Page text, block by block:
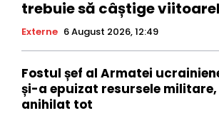
trebuie să câștige
Externe 6 August 2026, 12:49
Fostul șef al Armatei
și-a epuizat resursele militare,
anihilat tot